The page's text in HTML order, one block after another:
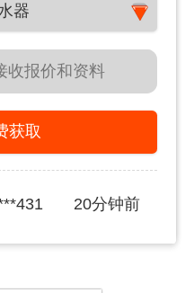
器
获取
20分钟前